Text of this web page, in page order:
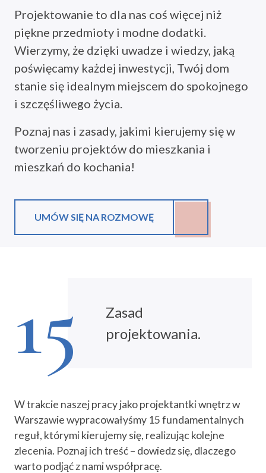
Projektowanie to dla nas coś więcej niż
piękne przedmioty i modne dodatki.
Wierzymy, że dzięki uwadze i wiedzy, jaką
poświęcamy każdej inwestycji, Twój dom
stanie się idealnym miejscem do spokojnego
i szczęśliwego życia.
Poznaj nas i zasady, jakimi kierujemy się w
tworzeniu projektów do mieszkania i
mieszkań do kochania!
UMÓW SIĘ NA ROZMOWĘ
15
Zasad
projektowania.
W trakcie naszej pracy jako projektantki wnętrz w
Warszawie wypracowałyśmy 15 fundamentalnych
reguł, którymi kierujemy się, realizując kolejne
zlecenia. Poznaj ich treść – dowiedz się, dlaczego
warto podjąć z nami współpracę.